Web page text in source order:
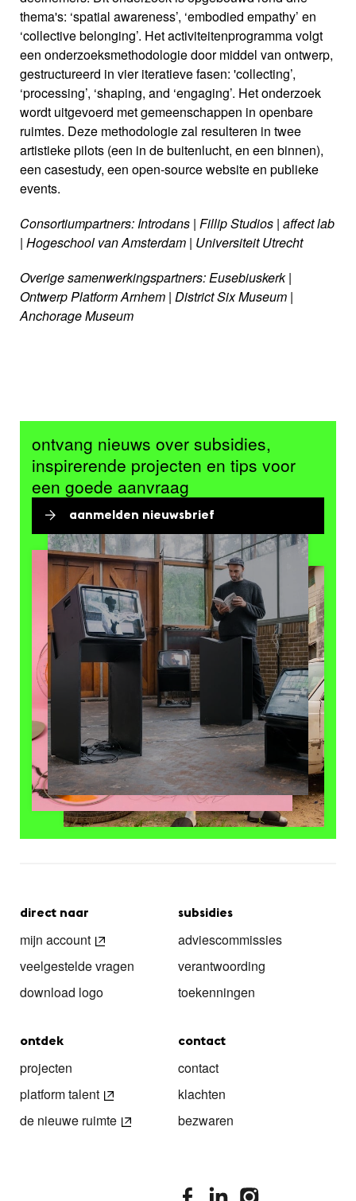
thema's: ‘spatial awareness’, ‘embodied empathy’ en
‘collective belonging’. Het activiteitenprogramma volgt
een onderzoeksmethodologie door middel van ontwerp,
gestructureerd in vier iteratieve fasen: 'collecting’,
‘processing’, ‘shaping, and ‘engaging’. Het onderzoek
wordt uitgevoerd met gemeenschappen in openbare
ruimtes. Deze methodologie zal resulteren in twee
artistieke pilots (een in de buitenlucht, en een binnen),
een casestudy, een open-source website en publieke
events.
Consortiumpartners: Introdans | Fillip Studios | affect lab
| Hogeschool van Amsterdam | Universiteit Utrecht
Overige samenwerkingspartners: Eusebiuskerk |
Ontwerp Platform Arnhem | District Six Museum |
Anchorage Museum
ontvang nieuws over subsidies,
inspirerende projecten en tips voor
een goede aanvraag
aanmelden nieuwsbrief
direct naar
mijn account
veelgestelde vragen
download logo
subsidies
adviescommissies
verantwoording
toekenningen
ontdek
projecten
platform talent
de nieuwe ruimte
contact
contact
klachten
bezwaren